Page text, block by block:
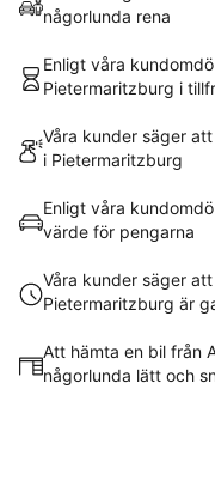
någorlunda rena
Enligt våra
Pietermaritzburg i
Våra kunder säger
i Pietermaritzburg
Enligt våra
värde för pengarna
Våra kunder säger
Pietermaritzburg är
Att hämta en bil från
någorlunda lätt och